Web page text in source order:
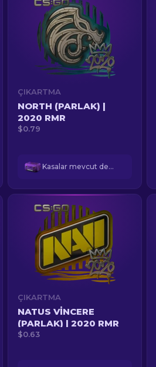
ÇIKARTMA
NORTH (PARLAK) |
2020 RMR
$0.79
Kasalar mevcut değil
ÇIKARTMA
NATUS VINCERE
(PARLAK) | 2020 RMR
$0.63